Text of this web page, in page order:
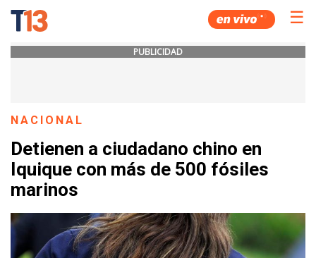
☰
PUBLICIDAD
NACIONAL
Detienen a ciudadano chino en
Iquique con más de 500 fósiles
marinos